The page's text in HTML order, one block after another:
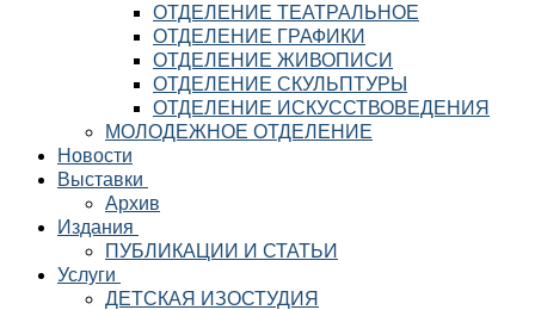
ОТДЕЛЕНИЕ ТЕАТРАЛЬНОЕ
ОТДЕЛЕНИЕ ГРАФИКИ
ОТДЕЛЕНИЕ ЖИВОПИСИ
ОТДЕЛЕНИЕ СКУЛЬПТУРЫ
ОТДЕЛЕНИЕ ИСКУССТВОВЕДЕНИЯ
МОЛОДЕЖНОЕ ОТДЕЛЕНИЕ
Новости
Выставки
Архив
Издания
ПУБЛИКАЦИИ И СТАТЬИ
Услуги
ДЕТСКАЯ ИЗОСТУДИЯ